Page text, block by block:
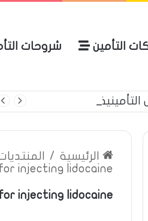
التأمين شروحات
الرئيسية /
injecting lidocaine
injecting lidocaine